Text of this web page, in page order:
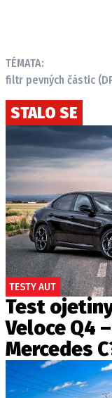
TÉMATA:
filtr pevných částic
STALO SE
TESTY AUT
Test
Veloce Q4
Mercedes